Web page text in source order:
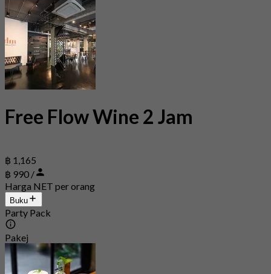
Free Flow Wine 2 Jam
฿ 1,165
฿ 990 /
Harga NET per orang
Buku
Party Pack
Pakej